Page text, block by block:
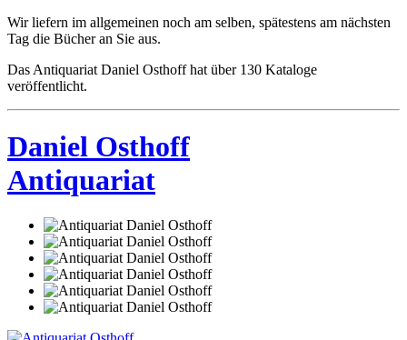
Wir liefern im allgemeinen noch am selben, spätestens am nächsten
Tag die Bücher an Sie aus.
Das Antiquariat Daniel Osthoff hat über 130 Kataloge
veröffentlicht.
Daniel Osthoff
Antiquariat